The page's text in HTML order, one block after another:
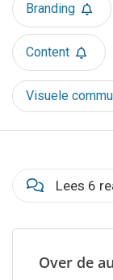
Branding
Content
Visuele
Lees 6
Over de